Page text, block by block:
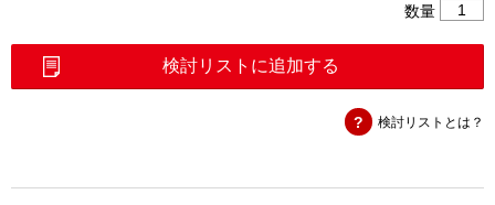
数量
続
個
検討リストに追加する
検討リストとは？